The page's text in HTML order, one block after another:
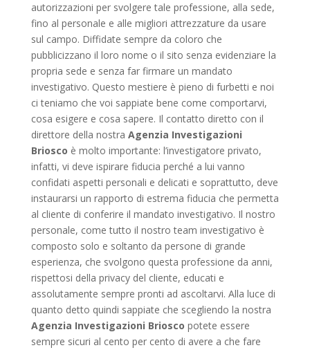
autorizzazioni per svolgere tale professione, alla sede,
fino al personale e alle migliori attrezzature da usare
sul campo. Diffidate sempre da coloro che
pubblicizzano il loro nome o il sito senza evidenziare la
propria sede e senza far firmare un mandato
investigativo. Questo mestiere è pieno di furbetti e noi
ci teniamo che voi sappiate bene come comportarvi,
cosa esigere e cosa sapere. Il contatto diretto con il
direttore della nostra Agenzia Investigazioni
Briosco è molto importante: l’investigatore privato,
infatti, vi deve ispirare fiducia perché a lui vanno
confidati aspetti personali e delicati e soprattutto, deve
instaurarsi un rapporto di estrema fiducia che permetta
al cliente di conferire il mandato investigativo. Il nostro
personale, come tutto il nostro team investigativo è
composto solo e soltanto da persone di grande
esperienza, che svolgono questa professione da anni,
rispettosi della privacy del cliente, educati e
assolutamente sempre pronti ad ascoltarvi. Alla luce di
quanto detto quindi sappiate che scegliendo la nostra
Agenzia Investigazioni Briosco potete essere
sempre sicuri al cento per cento di avere a che fare